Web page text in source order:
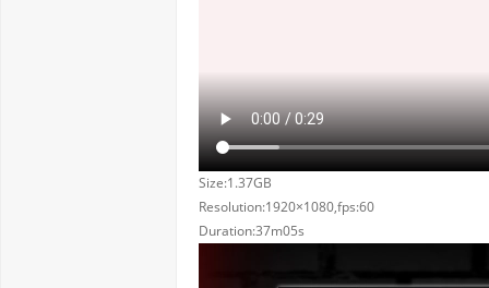
Size:1.37GB
Resolution:1920×1080,fps:60
Duration:37m05s